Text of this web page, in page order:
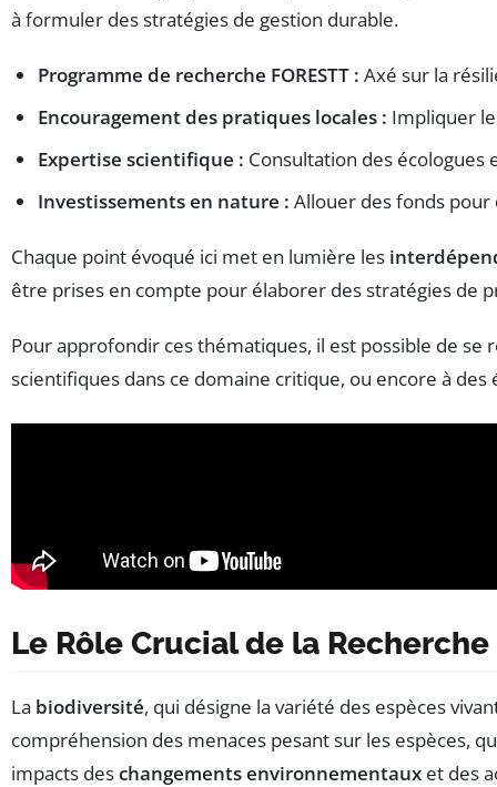
à formuler des stratégies de gestion durable.
Programme de recherche FORESTT : Axé sur la
Encouragement des pratiques locales : Impliquer
Expertise scientifique : Consultation des
Investissements en nature : Allouer des fonds pour
Chaque point évoqué ici met en lumière les
être prises en compte pour élaborer des stratégies de
Pour approfondir ces thématiques, il est possible de
scientifiques dans ce domaine critique, ou encore à
Le Rôle Crucial de la
La biodiversité, qui désigne la variété des espèces
compréhension des menaces pesant sur les espèces,
impacts deschangements environnementaux et des